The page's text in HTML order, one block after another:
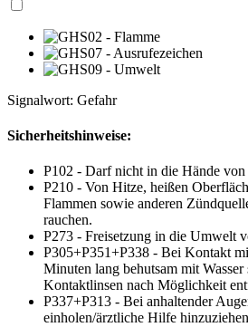
Signalwort: Gefahr
Sicherheitshinweise:
P102 - Darf nicht in die Hände
P210 - Von Hitze, heißen
Flammen sowie anderen
rauchen.
P273 - Freisetzung in die Umwelt
P305+P351+P338 - Bei Kontakt
Minuten lang behutsam mit Wasser
Kontaktlinsen nach Möglichkeit
P337+P313 - Bei anhaltender
einholen/ärztliche Hilfe